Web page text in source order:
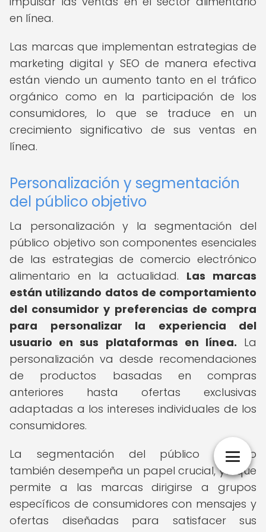
en línea.
Las marcas que implementan estrategias de
marketing digital y SEO de manera efectiva
están viendo un aumento tanto en el tráfico
orgánico como en la participación de los
consumidores, lo que se traduce en un
crecimiento significativo de sus ventas en
línea.
Personalización y segmentación
del público objetivo
La personalización y la segmentación del
público objetivo son componentes esenciales
de las estrategias de comercio electrónico
alimentario en la actualidad. Las marcas
están utilizando datos de comportamiento
del consumidor y preferencias de compra
para personalizar la experiencia del
usuario en sus plataformas en línea. La
personalización va desde recomendaciones
de productos basadas en compras
anteriores hasta ofertas exclusivas
adaptadas a los intereses individuales de los
consumidores.
La segmentación del público objetivo
también desempeña un papel crucial, ya que
permite a las marcas dirigirse a grupos
específicos de consumidores con mensajes y
ofertas diseñadas para satisfacer sus